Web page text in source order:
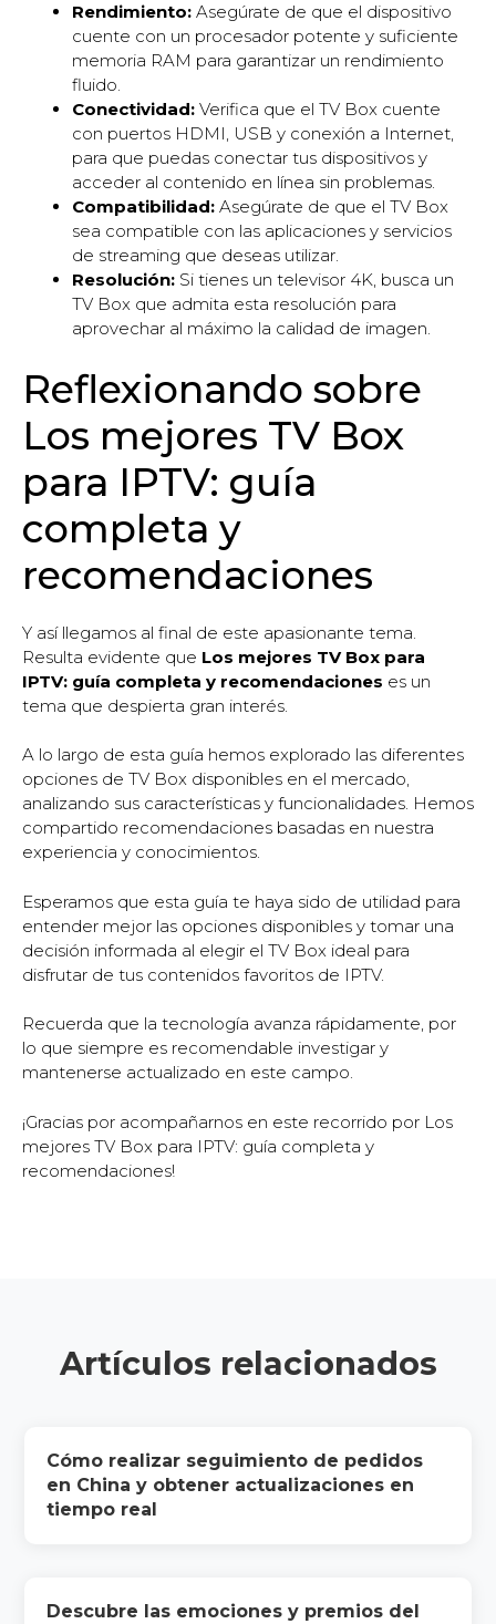
Rendimiento: Asegúrate de que el dispositivo
cuente con un procesador potente y suficiente
memoria RAM para garantizar un rendimiento
fluido.
Conectividad: Verifica que el TV Box cuente
con puertos HDMI, USB y conexión a Internet,
para que puedas conectar tus dispositivos y
acceder al contenido en línea sin problemas.
Compatibilidad: Asegúrate de que el TV Box
sea compatible con las aplicaciones y servicios
de streaming que deseas utilizar.
Resolución: Si tienes un televisor 4K, busca un
TV Box que admita esta resolución para
aprovechar al máximo la calidad de imagen.
Reflexionando sobre
Los mejores TV Box
para IPTV: guía
completa y
recomendaciones
Y así llegamos al final de este apasionante tema.
Resulta evidente que Los mejores TV Box para
IPTV: guía completa y recomendaciones es un
tema que despierta gran interés.
A lo largo de esta guía hemos explorado las diferentes
opciones de TV Box disponibles en el mercado,
analizando sus características y funcionalidades. Hemos
compartido recomendaciones basadas en nuestra
experiencia y conocimientos.
Esperamos que esta guía te haya sido de utilidad para
entender mejor las opciones disponibles y tomar una
decisión informada al elegir el TV Box ideal para
disfrutar de tus contenidos favoritos de IPTV.
Recuerda que la tecnología avanza rápidamente, por
lo que siempre es recomendable investigar y
mantenerse actualizado en este campo.
¡Gracias por acompañarnos en este recorrido por Los
mejores TV Box para IPTV: guía completa y
recomendaciones!
Artículos relacionados
Cómo realizar seguimiento de pedidos
en China y obtener actualizaciones en
tiempo real
Descubre las emociones y premios del